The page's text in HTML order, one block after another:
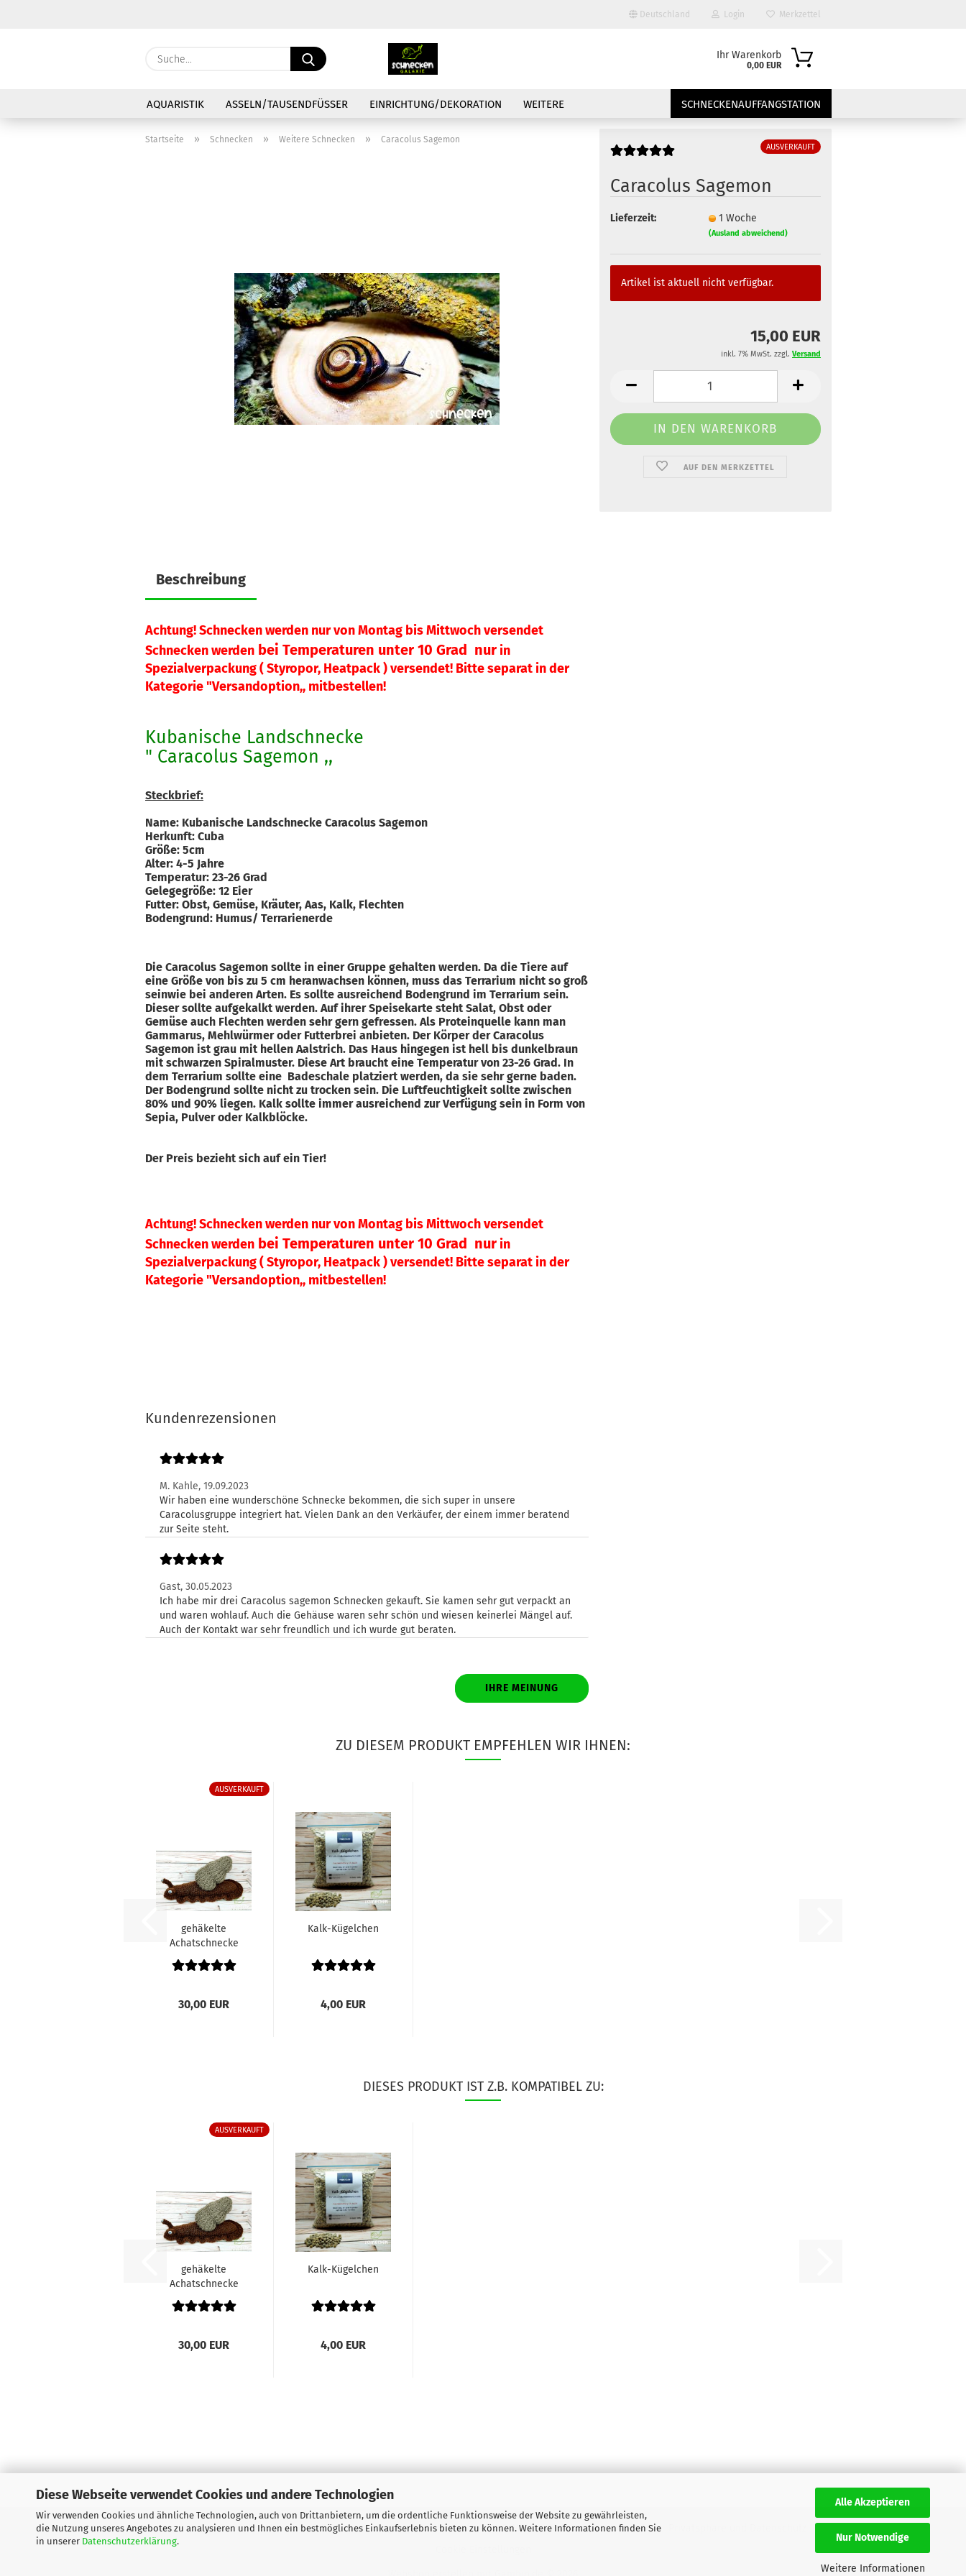
Diese Webseite verwendet Cookies und andere Technologien
Wir verwenden Cookies und ähnliche Technologien, auch von Drittanbietern, um die ordentliche Funktionsweise der Website zu gewährleisten,
die Nutzung unseres Angebotes zu analysieren und Ihnen ein bestmögliches Einkaufserlebnis bieten zu können. Weitere Informationen finden Sie
in unserer Datenschutzerklärung.
Alle Akzeptieren
Nur Notwendige
Weitere Informationen
Deutschland Login
Konto erstellen
Merkzettel
Suche... Ihr Warenkorb
0,00 EUR
AQUARISTIK ASSELN/TAUSENDFÜSSER EINRICHTUNG/DEKORATION SCHNECKENAUFFANGSTATION
WEITERE
Startseite » Schnecken » Weitere Schnecken » Caracolus Sagemon
AUSVERKAUFT
Caracolus Sagemon
Lieferzeit: 1 Woche
(Ausland abweichend)
Artikel ist aktuell nicht verfügbar.
15,00 EUR
inkl. 7% MwSt. zzgl. Versand
AUF DEN MERKZETTEL
Beschreibung
Achtung! Schnecken werden nur von Montag bis Mittwoch versendet
Schnecken werden bei Temperaturen unter 10 Grad nurin
Spezialverpackung ( Styropor, Heatpack ) versendet! Bitte separat in der
Kategorie "Versandoption,, mitbestellen!
Kubanische Landschnecke
" Caracolus Sagemon ,,
Steckbrief:
Name: Kubanische Landschnecke Caracolus Sagemon
Herkunft: Cuba
Größe: 5cm
Alter: 4-5 Jahre
Temperatur: 23-26 Grad
Gelegegröße: 12 Eier
Futter: Obst, Gemüse, Kräuter, Aas, Kalk, Flechten
Bodengrund: Humus/ Terrarienerde
Die Caracolus Sagemon sollte in einer Gruppe gehalten werden. Da die Tiere auf
eine Größe von bis zu 5 cm heranwachsen können, muss das Terrarium nicht so groß
seinwie bei anderen Arten. Es sollte ausreichend Bodengrund im Terrarium sein.
Dieser sollte aufgekalkt werden. Auf ihrer Speisekarte steht Salat, Obst oder
Gemüse auch Flechten werden sehr gern gefressen. Als Proteinquelle kann man
Gammarus, Mehlwürmer oder Futterbrei anbieten. Der Körper der Caracolus
Sagemon ist grau mit hellen Aalstrich. Das Haus hingegen ist hell bis dunkelbraun
mit schwarzen Spiralmuster. Diese Art braucht eine Temperatur von 23-26 Grad. In
dem Terrarium sollte eine Badeschale platziert werden, da sie sehr gerne baden.
Der Bodengrund sollte nicht zu trocken sein. Die Luftfeuchtigkeit sollte zwischen
80% und 90% liegen. Kalk sollte immer ausreichend zur Verfügung sein in Form von
Sepia, Pulver oder Kalkblöcke.
Der Preis bezieht sich auf ein Tier!
Achtung! Schnecken werden nur von Montag bis Mittwoch versendet
Schnecken werden bei Temperaturen unter 10 Grad nurin
Spezialverpackung ( Styropor, Heatpack ) versendet! Bitte separat in der
Kategorie "Versandoption,, mitbestellen!
Kundenrezensionen
M. Kahle, 19.09.2023
Wir haben eine wunderschöne Schnecke bekommen, die sich super in unsere
Caracolusgruppe integriert hat. Vielen Dank an den Verkäufer, der einem immer beratend
zur Seite steht.
Gast, 30.05.2023
Ich habe mir drei Caracolus sagemon Schnecken gekauft. Sie kamen sehr gut verpackt an
und waren wohlauf. Auch die Gehäuse waren sehr schön und wiesen keinerlei Mängel auf.
Auch der Kontakt war sehr freundlich und ich wurde gut beraten.
IHRE MEINUNG
ZU DIESEM PRODUKT EMPFEHLEN WIR IHNEN:
AUSVERKAUFT
gehäkelte
Achatschnecke
,,braun"
30,00 EUR
Kalk-Kügelchen
4,00 EUR
DIESES PRODUKT IST Z.B. KOMPATIBEL ZU:
AUSVERKAUFT
gehäkelte
Achatschnecke
,,braun"
30,00 EUR
Kalk-Kügelchen
4,00 EUR
Impressum Kontakt Versand- & Zahlungsbedingungen Widerrufsrecht & Muster-Widerrufsformular AGB